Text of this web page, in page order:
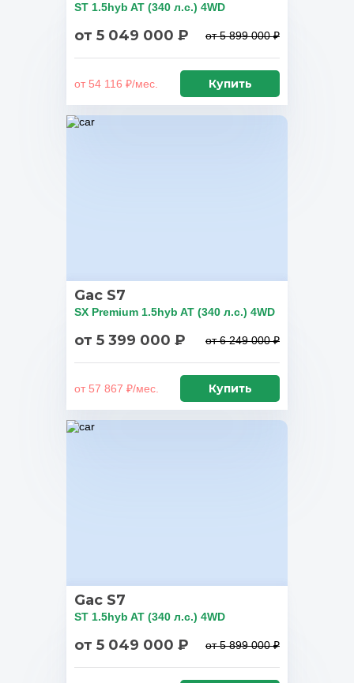
ST 1.5hyb AT (340 л.с.) 4WD
от 5 049 000 ₽ от 5 899 000 ₽
от 54 116 ₽/мес. Купить
Gac S7
SX Premium 1.5hyb AT (340 л.с.) 4WD
от 5 399 000 ₽ от 6 249 000 ₽
от 57 867 ₽/мес. Купить
Gac S7
ST 1.5hyb AT (340 л.с.) 4WD
от 5 049 000 ₽ от 5 899 000 ₽